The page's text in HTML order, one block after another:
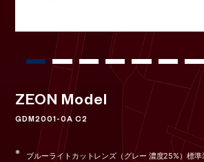
ZEON Model
GDM2001-0A C2
ブルーライトカットレンズ（グレー 濃度25%）標準